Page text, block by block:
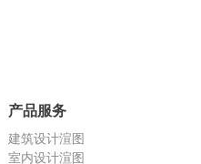
产品服务
建筑设计渲图
室内设计渲图